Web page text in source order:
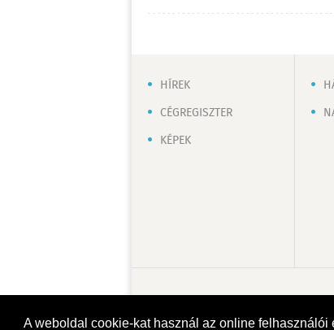
A weboldal cookie-kat használ az online
HÍREK
CÉGREGISZTER
KÉPEK